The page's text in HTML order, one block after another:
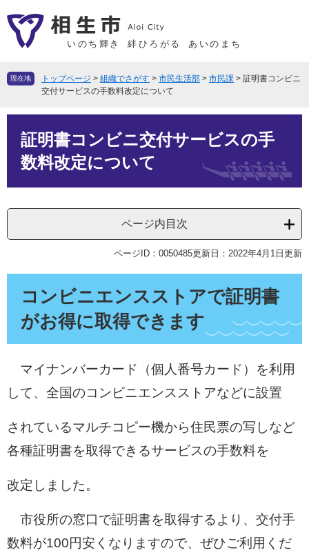
ー
先
ニ
を
へ
いのち輝き 絆ひろがる あいのまち
現在地 トップページ > 組織でさがす > 市民生活部 > 市民課 > 証明書コンビニ
交付サービスの手数料改定について
証明書コンビニ交付サービスの手
数料改定について
ページ内目次
ページID：0050485更新日：2022年4月1日更新
コンビニエンスストアで証明書
がお得に取得できます
マイナンバーカード（個人番号カード）を利用
して、全国のコンビニエンスストアなどに設置
されているマルチコピー機から住民票の写しなど
各種証明書を取得できるサービスの手数料を
改定しました。
市役所の窓口で証明書を取得するより、交付手
数料が100円安くなりますので、ぜひご利用くだ